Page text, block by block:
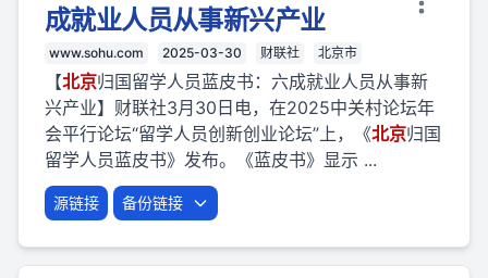
成就业人员从事新兴产业
www.sohu.com 2025-03-30 财联社 北京市
【北京归国留学人员蓝皮书：六成就业人员从事新
兴产业】财联社3月30日电，在2025中关村论坛年
会平行论坛“留学人员创新创业论坛”上，《北京归国
留学人员蓝皮书》发布。《蓝皮书》显示 ...
源链接 备份链接